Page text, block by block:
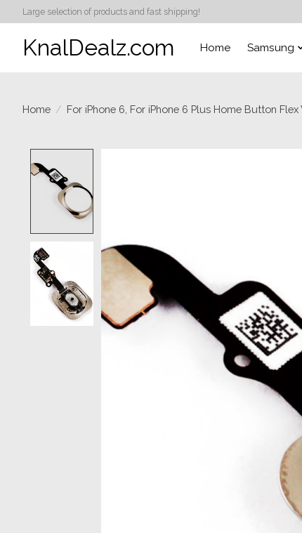
Large selection of products and fast shipping!
KnalDealz.com Home Samsung
Home / For iPhone 6, For iPhone 6 Plus Home Button Flex